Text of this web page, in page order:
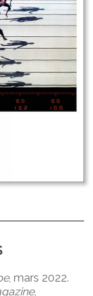
, mars 2022.
,